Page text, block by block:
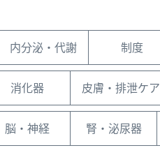
内分泌・代謝 制度
消化器 皮膚・排泄ケア
脳・神経 腎・泌尿器